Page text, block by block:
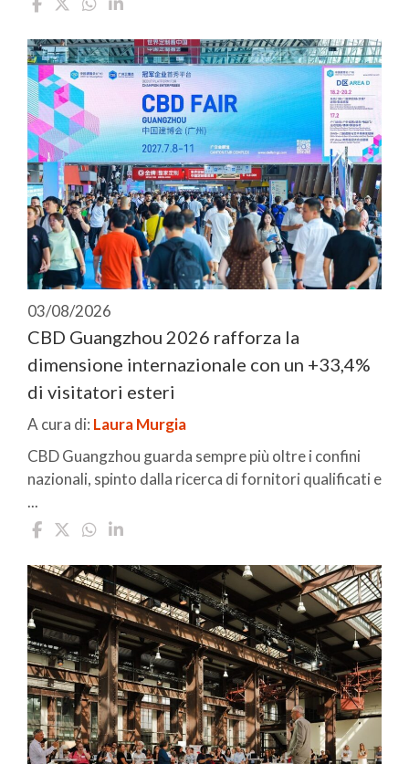
03/08/2026
CBD Guangzhou 2026 rafforza la
dimensione internazionale con un +33,4%
di visitatori esteri
A cura di: Laura Murgia
CBD Guangzhou guarda sempre più oltre i confini
nazionali, spinto dalla ricerca di fornitori qualificati e
...